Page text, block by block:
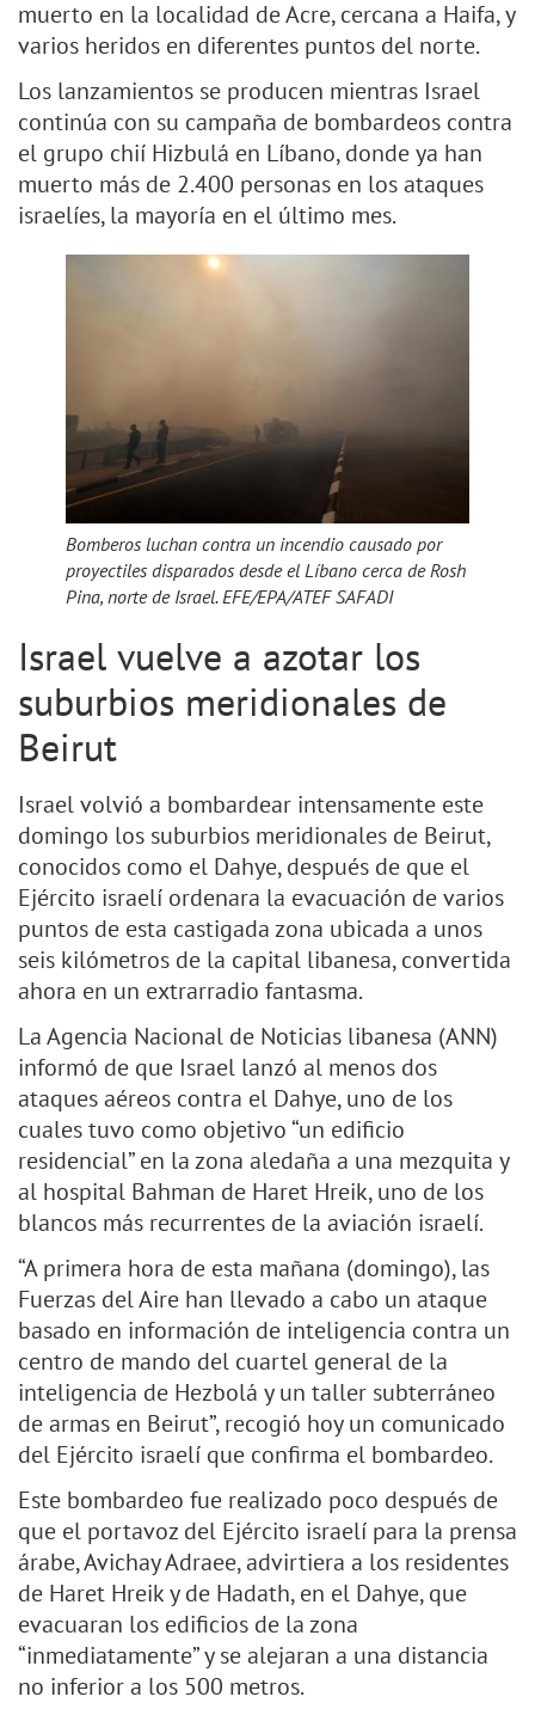
muerto en la localidad de Acre, cercana a Haifa, y
varios heridos en diferentes puntos del norte.
Los lanzamientos se producen mientras Israel
continúa con su campaña de bombardeos contra
el grupo chií Hizbulá en Líbano, donde ya han
muerto más de 2.400 personas en los ataques
israelíes, la mayoría en el último mes.
Bomberos luchan contra un incendio causado por
proyectiles disparados desde el Líbano cerca de Rosh
Pina, norte de Israel. EFE/EPA/ATEF SAFADI
Israel vuelve a azotar los
suburbios meridionales de
Beirut
Israel volvió a bombardear intensamente este
domingo los suburbios meridionales de Beirut,
conocidos como el Dahye, después de que el
Ejército israelí ordenara la evacuación de varios
puntos de esta castigada zona ubicada a unos
seis kilómetros de la capital libanesa, convertida
ahora en un extrarradio fantasma.
La Agencia Nacional de Noticias libanesa (ANN)
informó de que Israel lanzó al menos dos
ataques aéreos contra el Dahye, uno de los
cuales tuvo como objetivo “un edificio
residencial” en la zona aledaña a una mezquita y
al hospital Bahman de Haret Hreik, uno de los
blancos más recurrentes de la aviación israelí.
“A primera hora de esta mañana (domingo), las
Fuerzas del Aire han llevado a cabo un ataque
basado en información de inteligencia contra un
centro de mando del cuartel general de la
inteligencia de Hezbolá y un taller subterráneo
de armas en Beirut”, recogió hoy un comunicado
del Ejército israelí que confirma el bombardeo.
Este bombardeo fue realizado poco después de
que el portavoz del Ejército israelí para la prensa
árabe, Avichay Adraee, advirtiera a los residentes
de Haret Hreik y de Hadath, en el Dahye, que
evacuaran los edificios de la zona
“inmediatamente” y se alejaran a una distancia
no inferior a los 500 metros.